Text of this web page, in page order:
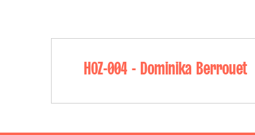
HOZ-004 - Dominika Berrouet